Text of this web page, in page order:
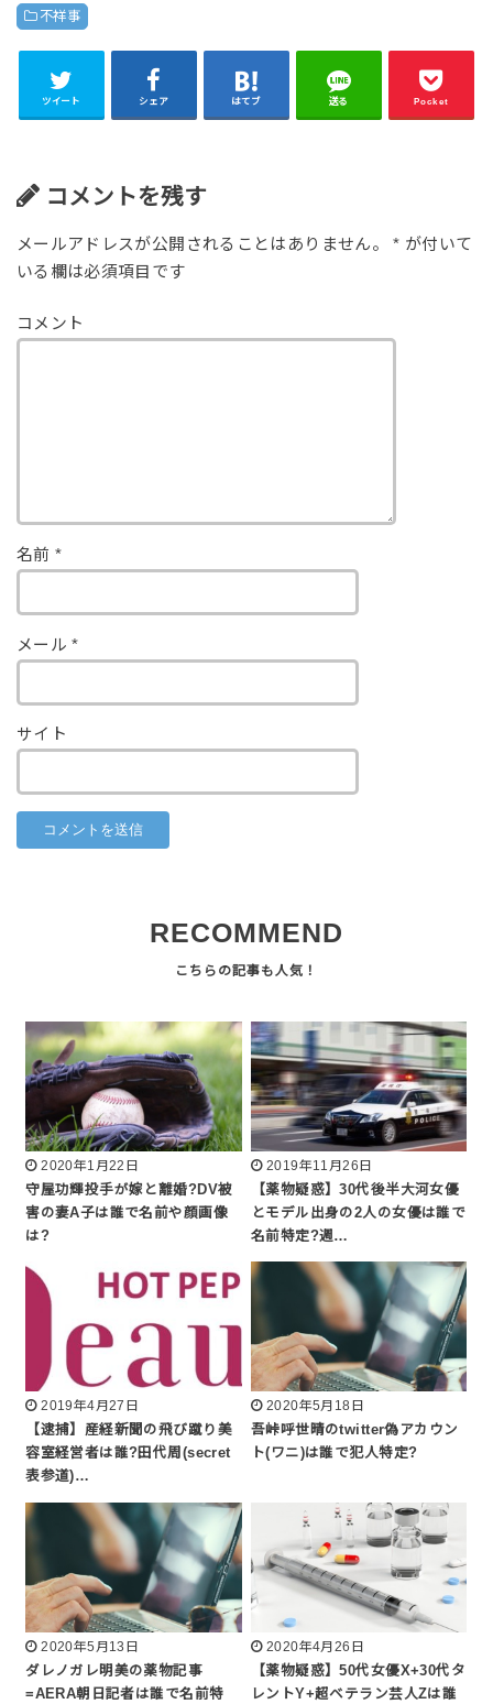
不祥事
ツイート シェア はてブ 送る Pocket
コメントを残す
メールアドレスが公開されることはありません。 * が付いて
いる欄は必須項目です
コメント
名前 *
メール*
サイト
RECOMMEND
2020年1月22日
守屋功輝投手が嫁と離婚?DV被
害の妻A子は誰で名前や顔画像
は?
2019年11月26日
【薬物疑惑】30代後半大河女優
とモデル出身の2人の女優は誰で
名前特定?週…
2019年4月27日
【逮捕】産経新聞の飛び蹴り美
容室経営者は誰?田代周(secret
表参道)…
2020年5月18日
吾峠呼世晴のtwitter偽アカウン
ト(ワニ)は誰で犯人特定?
2020年5月13日
ダレノガレ明美の薬物記事
=AERA朝日記者は誰で名前特
2020年4月26日
【薬物疑惑】50代女優X+30代タ
レントY+超ベテラン芸人Zは誰